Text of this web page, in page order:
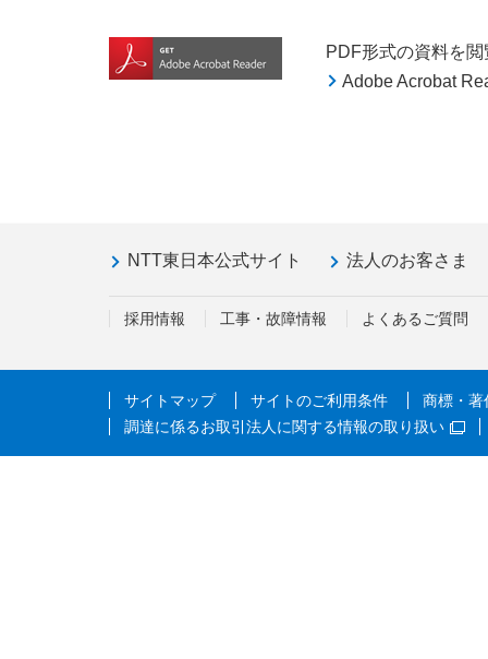
PDF形式の資料を
Adobe Acrobat
NTT東日本公式サイト 法人のお客さま
採用情報 工事・故障情報 よくあるご質問
サイトマップ サイトのご利用条件
商標・著
調達に係るお取引法人に関する情報の取り扱い